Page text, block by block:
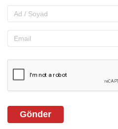
Gönder